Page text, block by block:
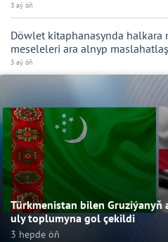
3 aý öň
Döwlet kitaphanasynda halkara
meseleleri ara alnyp
3 aý öň
Türkmenistan bilen Gruziýanyň
uly toplumyna gol çekildi
3 hepde öň